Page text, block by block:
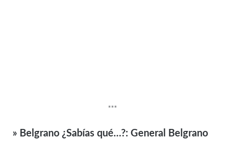
***
» Belgrano ¿Sabías qué…?: General Belgrano